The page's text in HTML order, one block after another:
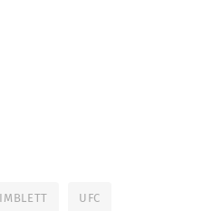
UFC